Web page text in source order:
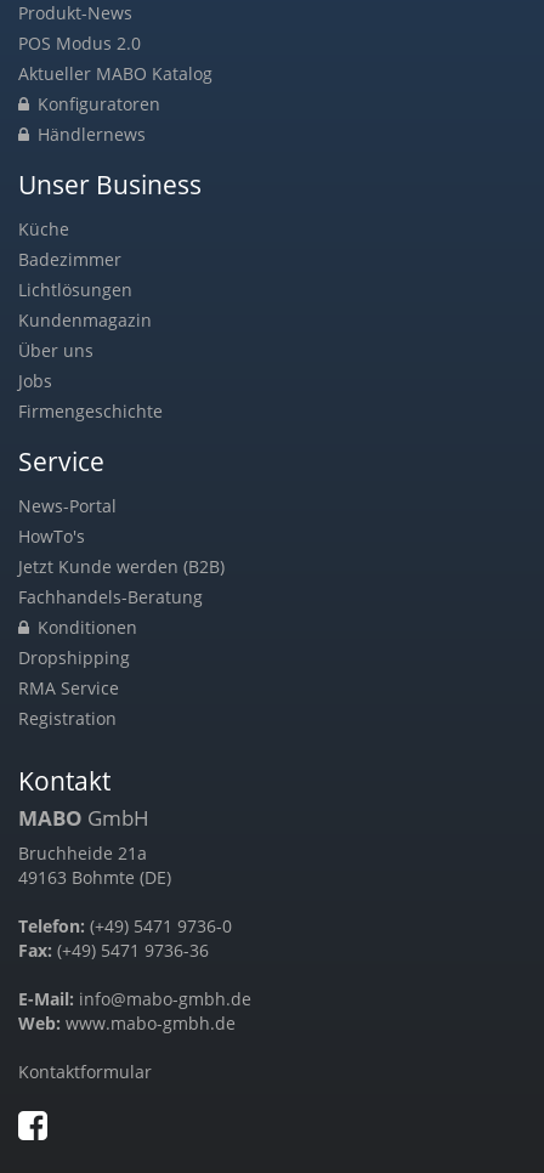
Produkt-News
POS Modus 2.0
Aktueller MABO Katalog
Konfiguratoren
Händlernews
Unser Business
Küche
Badezimmer
Lichtlösungen
Kundenmagazin
Über uns
Jobs
Firmengeschichte
Service
News-Portal
HowTo's
Jetzt Kunde werden (B2B)
Fachhandels-Beratung
Konditionen
Dropshipping
RMA Service
Registration
Kontakt
MABO GmbH
Bruchheide 21a
49163 Bohmte (DE)
Telefon: (+49) 5471 9736-0
Fax: (+49) 5471 9736-36
E-Mail: info@mabo-gmbh.de
Web: www.mabo-gmbh.de
Kontaktformular